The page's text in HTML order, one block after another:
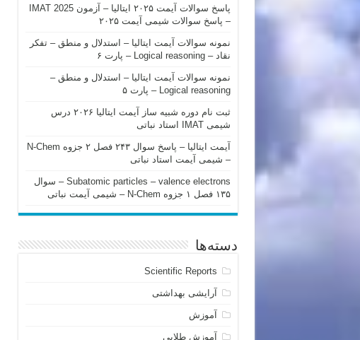
پاسخ سوالات آیمت ۲۰۲۵ ایتالیا – آزمون IMAT 2025
– پاسخ سوالات شیمی آیمت ۲۰۲۵
نمونه سوالات آیمت ایتالیا – استدلال و منطق – تفکر
نقاد – Logical reasoning – پارت ۶
نمونه سوالات آیمت ایتالیا – استدلال و منطق –
Logical reasoning – پارت ۵
ثبت نام دوره شبیه ساز آیمت ایتالیا ۲۰۲۶ درس
شیمی IMAT استاد نباتی
آیمت ایتالیا – پاسخ سوال ۲۴۳ فصل ۲ جزوه N-Chem
– شیمی آیمت استاد نباتی
Subatomic particles – valence electrons – سوال
۱۳۵ فصل ۱ جزوه N-Chem – شیمی آیمت نباتی
دسته‌ها
Scientific Reports
آرایشی بهداشتی
آموزش
آموزش طلایی